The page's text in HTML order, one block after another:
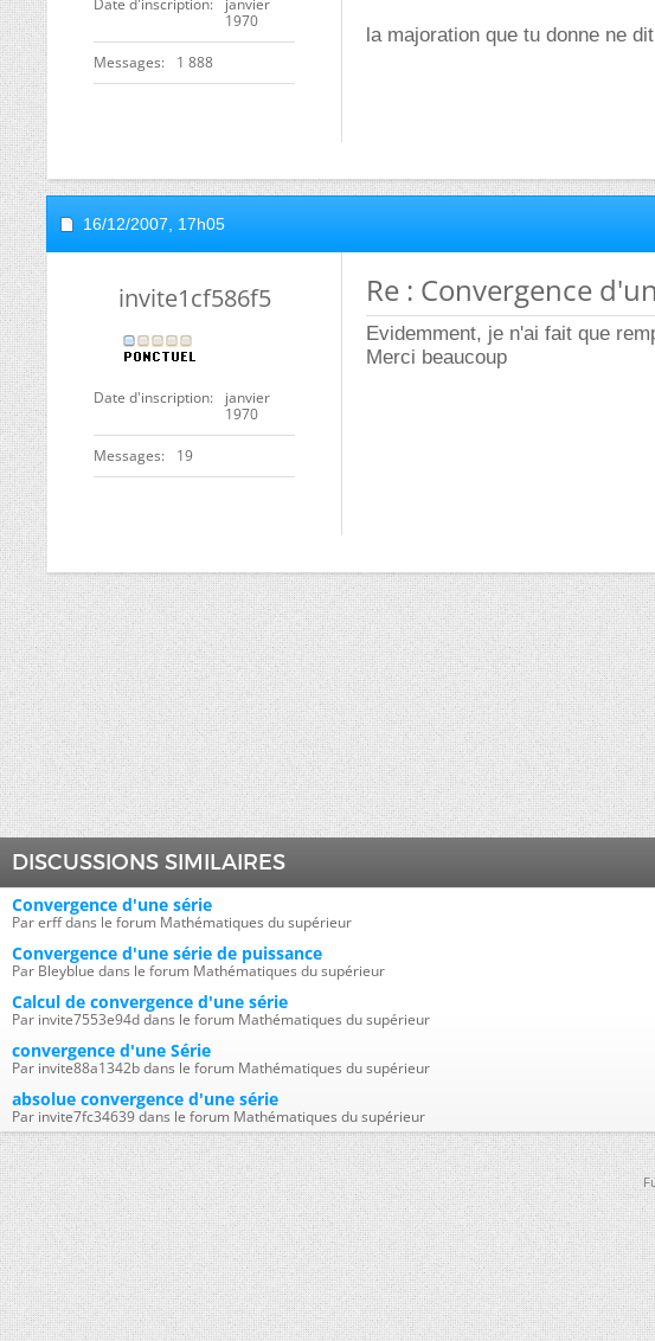
Date d'inscription
janvier
1970
Messages 1 888
la majoration que tu donne ne
16/12/2007, 17h05
invite1cf586f5
Date d'inscription
janvier
1970
Messages 19
Re : Convergence
Evidemment, je n'ai fait que
Merci beaucoup
DISCUSSIONS SIMILAIRES
Convergence d'une série
Par erff dans le forum Mathématiques du supérieur
Convergence d'une série de puissance
Par Bleyblue dans le forum Mathématiques du supérieur
Calcul de convergence d'une série
Par invite7553e94d dans le forum Mathématiques du supérieur
convergence d'une Série
Par invite88a1342b dans le forum Mathématiques du supérieur
absolue convergence d'une série
Par invite7fc34639 dans le forum Mathématiques du supérieur